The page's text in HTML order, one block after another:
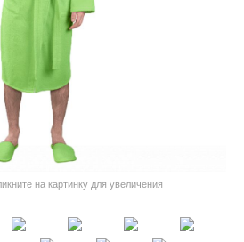
на картинку для увеличения